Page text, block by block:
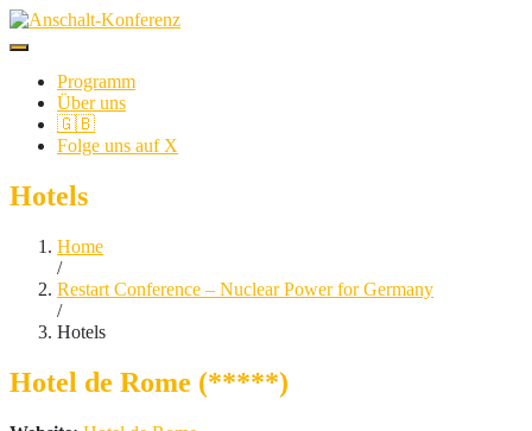
Programm
Über uns
🇬🇧
Folge uns auf X
Hotels
Home
/
Restart Conference – Nuclear Power for Germany
/
Hotels
Hotel de Rome (*****)